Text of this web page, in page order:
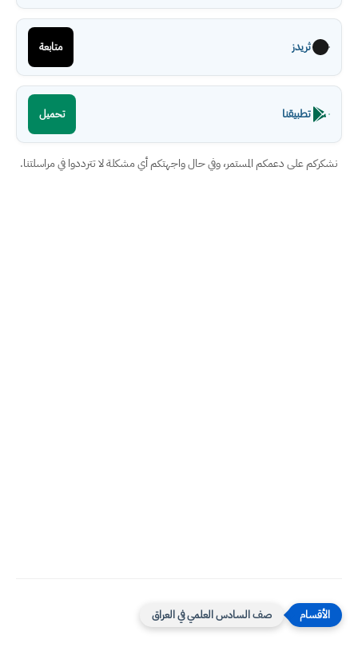
ثريدز متابعة
تطبيقنا تحميل
نشكركم على دعمكم المستمر، وفي حال واجهتكم أي مشكلة لا تترددوا في مراسلتنا.
صف السادس العلمي في العراق